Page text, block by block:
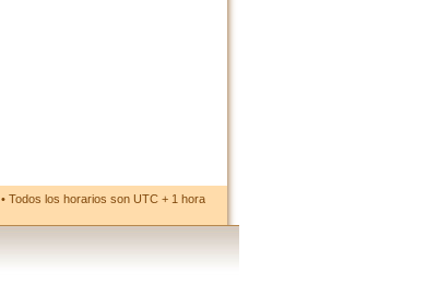
• Todos los horarios son UTC + 1 hora